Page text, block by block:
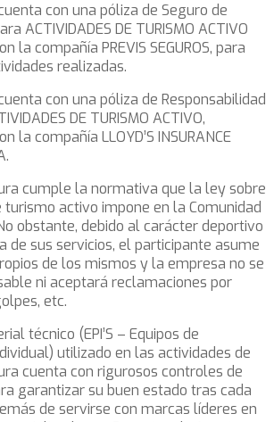
con una póliza de Seguro de
ACTIVIDADES DE TURISMO ACTIVO
la compañía PREVIS SEGUROS, para
realizadas.
con una póliza de Responsabilidad
DE TURISMO ACTIVO,
la compañía LLOYD’S INSURANCE
cumple la normativa que la ley sobre
activo impone en la Comunidad
obstante, debido al carácter deportivo
de sus servicios, el participante asume
de los mismos y la empresa no se
ni aceptará reclamaciones por
etc.
técnico (EPI’S – Equipos de
utilizado en las actividades de
cuenta con rigurosos controles de
garantizar su buen estado tras cada
de servirse con marcas líderes en